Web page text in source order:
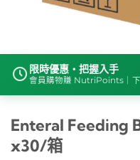
限時優惠・把握入手
會員購物賺 NutriPoints｜
Enteral Feeding
x30/箱